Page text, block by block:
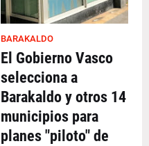
BARAKALDO
El Gobierno Vasco
selecciona a
Barakaldo y otros 14
municipios para
planes "piloto" de